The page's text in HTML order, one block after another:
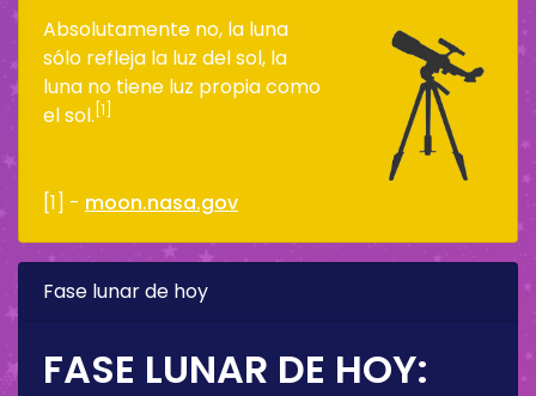
Absolutamente no, la luna
sólo refleja la luz del sol, la
luna no tiene luz propia como
el sol. [1]
[1] - moon.nasa.gov
Fase lunar de hoy
FASE LUNAR DE HOY: